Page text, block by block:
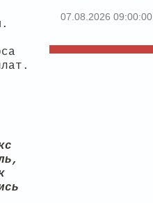
07.08.2026 09:00:00